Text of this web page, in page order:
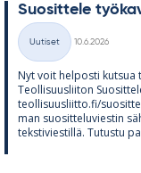
Suo­sit­tele
Kategoriat
Uutiset
10.6.2026
Nyt voit hel­posti kut­sua
Teol­li­suus­lii­ton
teol­li­suus­liitto.fi/
man suo­sit­te­lu­vies­tin
teks­ti­vies­tillä. Tu­tustu